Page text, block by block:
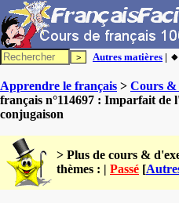
Autres matières | 🔸
Apprendre le français > Cours &
français n°114697 : Imparfait de
conjugaison
> Plus de cours &
thèmes : | Passé [